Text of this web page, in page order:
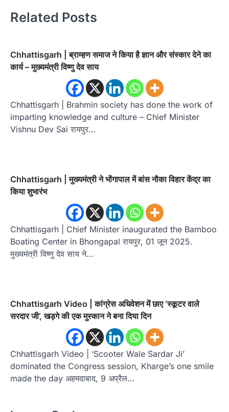
Related Posts
Chhattisgarh | ब्राम्हण समाज ने किया है ज्ञान और संस्कार देने का
कार्य – मुख्यमंत्री विष्णु देव साय
Chhattisgarh | Brahmin society has done the work of
imparting knowledge and culture – Chief Minister
Vishnu Dev Sai रायपुर…
Chhattisgarh | मुख्यमंत्री ने भोंगापाल में बांस नौका विहार केंद्र का
किया शुभारंभ
Chhattisgarh | Chief Minister inaugurated the Bamboo
Boating Center in Bhongapal रायपुर, 01 जून 2025.
मुख्यमंत्री विष्णु देव साय ने…
Chhattisgarh Video | कांग्रेस अधिवेशन में छाए ‘स्कूटर वाले
सरदार जी’, खड़गे की एक मुस्कान ने बना दिया दिन
Chhattisgarh Video | ‘Scooter Wale Sardar Ji’
dominated the Congress session, Kharge’s one smile
made the day अहमदाबाद, 9 अप्रैल…